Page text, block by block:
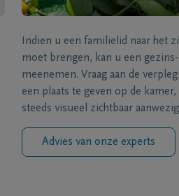
Indien u een familielid naar het
moet brengen, kan u een
meenemen. Vraag aan de
een plaats te geven op de
steeds visueel zichtbaar
Advies van onze experts